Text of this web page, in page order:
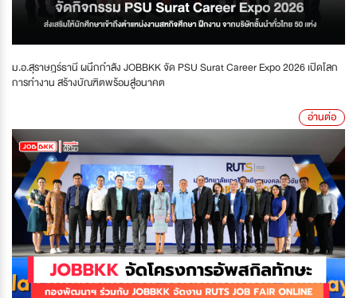
ม.อ.สุราษฎร์ธานี ผนึกกำลัง JOBBKK จัด PSU Surat Career Expo 2026 เปิดโลก
การทำงาน สร้างบัณฑิตพร้อมสู่อนาคต
อ่านต่อ